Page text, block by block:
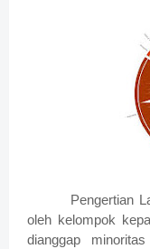
Pengertian
oleh kelompok
dianggap